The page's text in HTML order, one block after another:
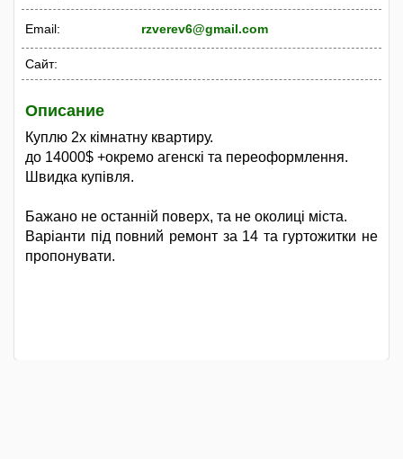
Email: rzverev6@gmail.com
Сайт:
Описание
Куплю 2х кімнатну квартиру.
до 14000$ +окремо агенскі та переоформлення.
Швидка купівля.
Бажано не останній поверх, та не околиці міста.
Варіанти під повний ремонт за 14 та гуртожитки не
пропонувати.